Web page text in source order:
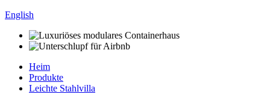
English
Heim
Produkte
Leichte Stahlvilla